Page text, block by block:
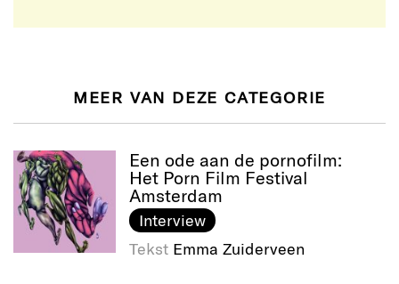
MEER VAN DEZE CATEGORIE
Een ode aan de pornofilm:
Het Porn Film Festival
Amsterdam
Interview
Tekst Emma Zuiderveen